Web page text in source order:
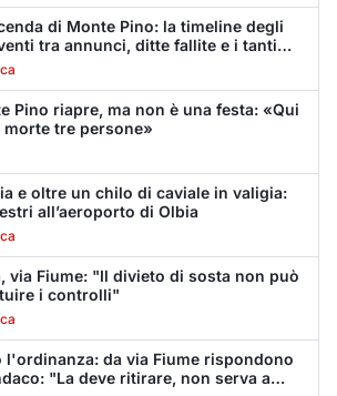
l'ordinanza: da via Fiume rispondono
"La deve ritirare, non serva a
di svista: in via Fiume, un anno senza
vietare il nascondino ai delinquenti